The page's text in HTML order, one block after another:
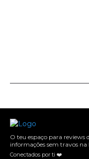
O teu espaço para reviews
informações sem travos
Conectados por ti ❤️